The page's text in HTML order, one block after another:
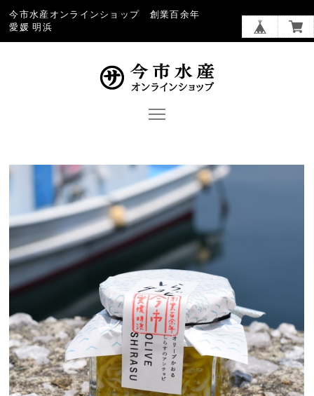
今市水産オンラインショップ 創業百余年
愛媛 明浜